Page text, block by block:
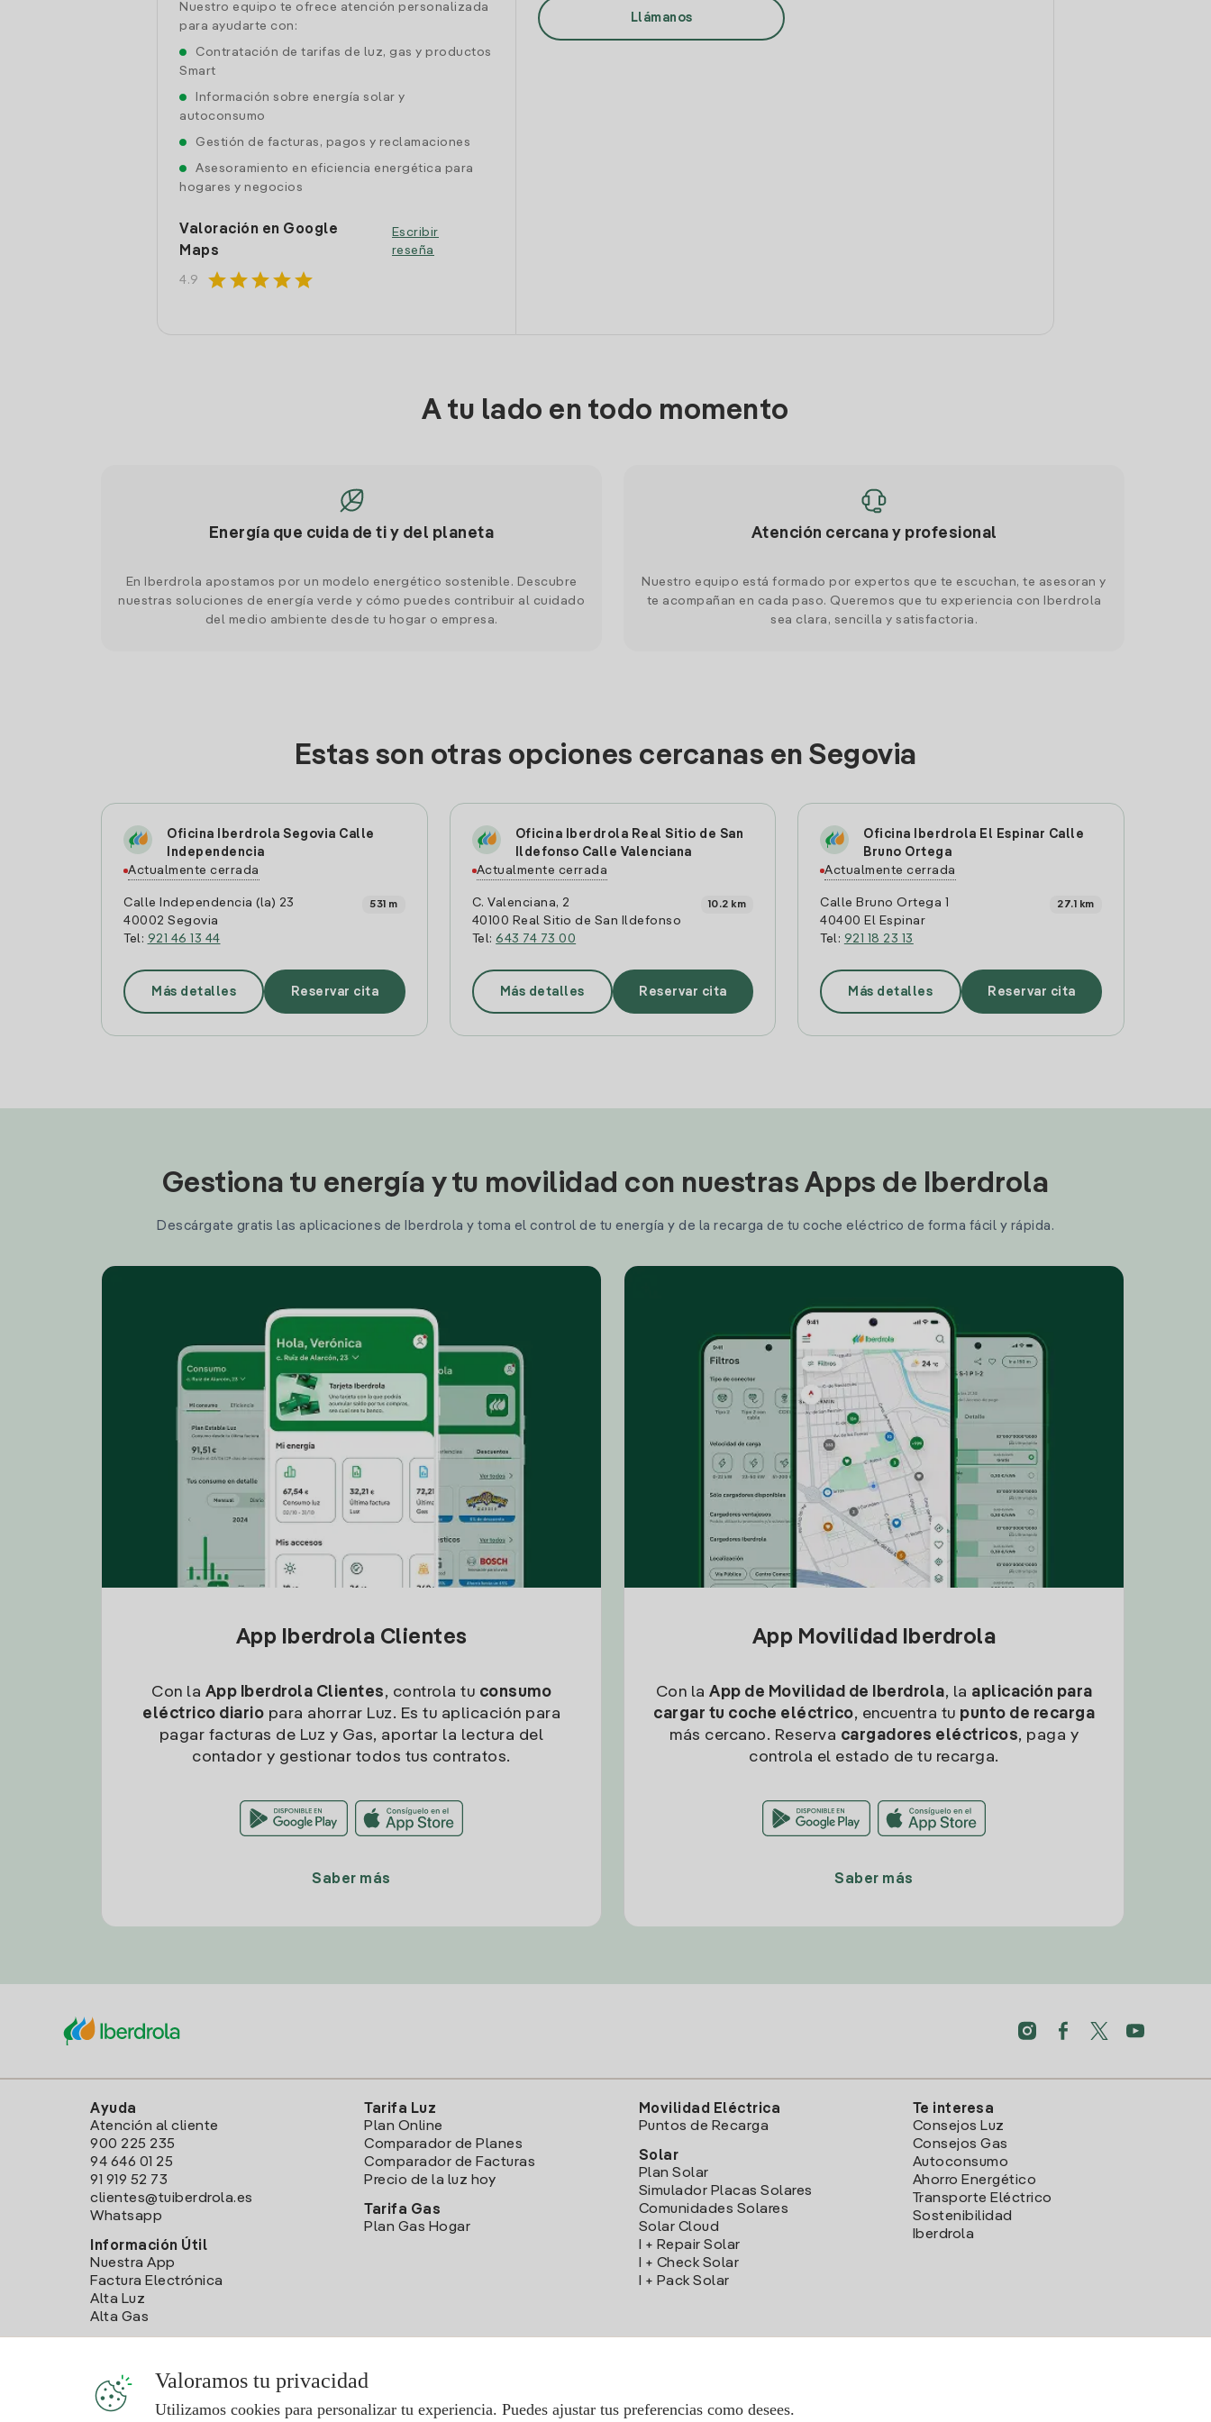
Nuestro equipo te ofrece atención personalizada
para ayudarte con:
Contratación de tarifas de luz, gas y productos
Smart
Información sobre energía solar y
autoconsumo
Gestión de facturas, pagos y reclamaciones
Asesoramiento en eficiencia energética para
hogares y negocios
Valoración en Google
Maps
4.9 starstarstarstarstar
Escribir
reseña
Llámanos
A tu lado en todo momento
Energía que cuida de ti y del planeta
En Iberdrola apostamos por un modelo energético sostenible. Descubre
nuestras soluciones de energía verde y cómo puedes contribuir al cuidado
del medio ambiente desde tu hogar o empresa.
Atención cercana y profesional
Nuestro equipo está formado por expertos que te escuchan, te asesoran y
te acompañan en cada paso. Queremos que tu experiencia con Iberdrola
sea clara, sencilla y satisfactoria.
Estas son otras opciones cercanas en Segovia
Oficina Iberdrola Segovia Calle
Independencia
Actualmente cerrada
Calle Independencia (la) 23
40002 Segovia
Tel: 921 46 13 44
531 m
Más detalles Reservar cita
Oficina Iberdrola Real Sitio de San
Ildefonso Calle Valenciana
Actualmente cerrada
C. Valenciana, 2
40100 Real Sitio de San Ildefonso
Tel:643 74 73 00
10.2 km
Más detalles Reservar cita
Oficina Iberdrola El Espinar Calle
Bruno Ortega
Actualmente cerrada
Calle Bruno Ortega 1
40400 El Espinar
Tel: 921 18 23 13
27.1 km
Más detalles Reservar cita
Gestiona tu energía y tu movilidad con nuestras Apps de Iberdrola
Descárgate gratis las aplicaciones de Iberdrola y toma el control de tu energía y de la recarga de tu coche eléctrico de forma fácil y rápida.
App Iberdrola Clientes
Con la App Iberdrola Clientes, controla tu consumo
eléctrico diario para ahorrar Luz. Es tu aplicación para
pagar facturas de Luz y Gas, aportar la lectura del
contador y gestionar todos tus contratos.
Saber más
App Movilidad Iberdrola
Con la App de Movilidad de Iberdrola, la aplicación para
cargar tu coche eléctrico, encuentra tu punto de recarga
más cercano. Reserva cargadores eléctricos, paga y
controla el estado de tu recarga.
Saber más
Ayuda
Atención al cliente
900 225 235
94 646 01 25
91 919 52 73
clientes@tuiberdrola.es
Whatsapp
Información Útil
Nuestra App
Factura Electrónica
Alta Luz
Alta Gas
Tarifa Luz
Plan Online
Comparador de Planes
Comparador de Facturas
Precio de la luz hoy
Tarifa Gas
Plan Gas Hogar
Movilidad Eléctrica
Puntos de Recarga
Solar
Plan Solar
Simulador Placas Solares
Comunidades Solares
Solar Cloud
I + Repair Solar
I + Check Solar
I + Pack Solar
Te interesa
Consejos Luz
Consejos Gas
Autoconsumo
Ahorro Energético
Transporte Eléctrico
Sostenibilidad
Iberdrola
Valoramos tu privacidad
Utilizamos cookies para personalizar tu experiencia. Puedes ajustar tus preferencias como desees.